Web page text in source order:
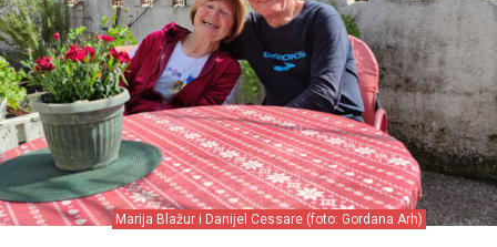
Marija Blažur i Danijel Cessare (foto: Gordana Arh)